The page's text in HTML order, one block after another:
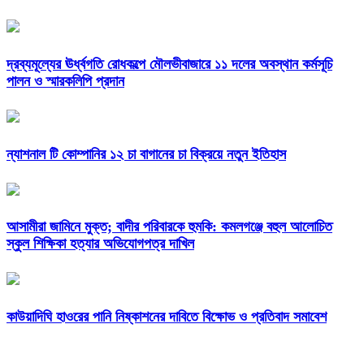
দ্রব্যমূল্যের ঊর্ধ্বগতি রোধকল্পে মৌলভীবাজারে ১১ দলের অবস্থান কর্মসূচি
পালন ও স্মারকলিপি প্রদান
ন্যাশনাল টি কোম্পানির ১২ চা বাগানের চা বিক্রয়ে নতুন ইতিহাস
আসামীরা জামিনে মুক্ত; বাদীর পরিবারকে হুমকি: কমলগঞ্জে বহুল আলোচিত
স্কুল শিক্ষিকা হত্যার অভিযোগপত্র দাখিল
কাউয়াদিঘি হাওরের পানি নিষ্কাশনের দাবিতে বিক্ষোভ ও প্রতিবাদ সমাবেশ